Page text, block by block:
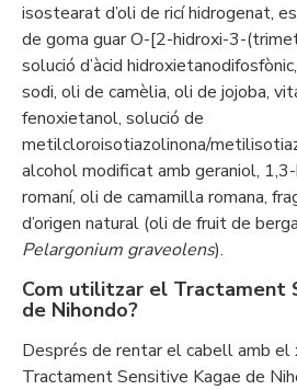
isostearat d’oli de ricí hidrogenat,
de goma guar O-[2-hidroxi-3-
solució d’àcid
sodi, oli de camèlia, oli de jojoba,
fenoxietanol, solució de
metilcloroisotiazolinona/
alcohol modificat amb geraniol,
romaní, oli de camamilla romana,
d’origen natural (oli de fruit de
Pelargonium graveolens).
Com utilitzar el Tractament
de Nihondo?
Després de rentar el cabell amb el
Tractament Sensitive Kagae de